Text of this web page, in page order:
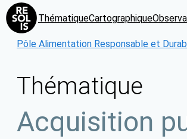
Aller
au
contenu
ThématiqueCartographique
Pôle Alimentation Responsable et
Thématique
Acquisition